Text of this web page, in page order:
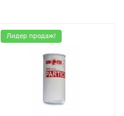
Лидер продаж!